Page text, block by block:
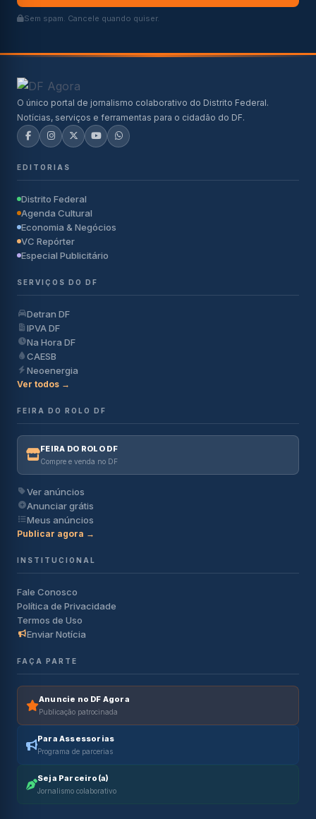
Sem spam. Cancele quando quiser.
O único portal de jornalismo colaborativo do Distrito Federal.
Notícias, serviços e ferramentas para o cidadão do DF.
EDITORIAS
Distrito Federal
Agenda Cultural
Economia & Negócios
VC Repórter
Especial Publicitário
SERVIÇOS DO DF
Detran DF
IPVA DF
Na Hora DF
CAESB
Neoenergia
Ver todos →
FEIRA DO ROLO DF
FEIRA DO ROLO DF
Compre e venda no DF
Ver anúncios
Anunciar grátis
Meus anúncios
Publicar agora →
INSTITUCIONAL
Fale Conosco
Política de Privacidade
Termos de Uso
Enviar Notícia
FAÇA PARTE
Anuncie no DF Agora
Publicação patrocinada
Para Assessorias
Programa de parcerias
Seja Parceiro(a)
Jornalismo colaborativo